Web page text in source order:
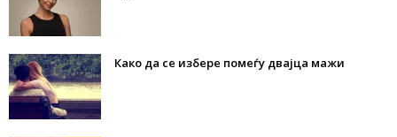
Како да се избере помеѓу двајца мажи